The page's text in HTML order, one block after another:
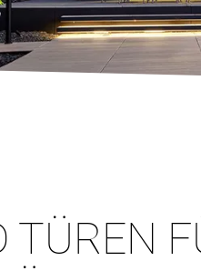
TÜREN